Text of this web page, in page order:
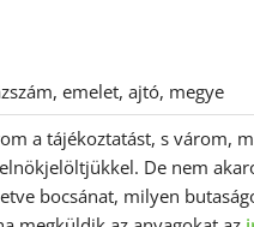
emelet, ajtó, megye
a tájékoztatást, s várom,
De nem
bocsánat, milyen